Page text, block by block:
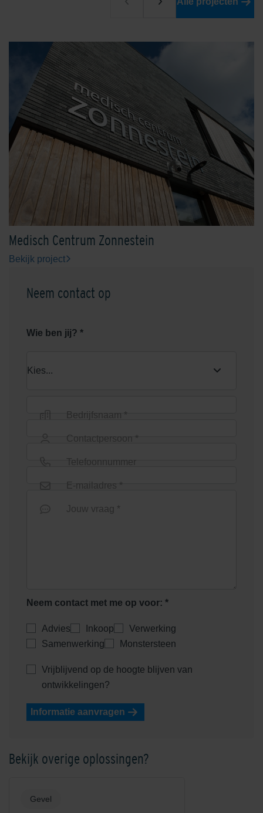
Limestone Yellow
Medisch Centrum Zonnestein
Bekijk project
Neem contact op
Wie ben jij? *
Bedrijfsnaam *
Contactpersoon *
Telefoonnummer
E-mailadres *
Jouw vraag *
Neem contact met me op voor: *
Advies Inkoop
Verwerking
Samenwerking
Monstersteen
Vrijblijvend op de hoogte blijven van
ontwikkelingen?
Informatie aanvragen
Bekijk overige oplossingen?
Gevel